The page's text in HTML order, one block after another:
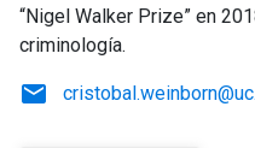
“Nigel Walker Prize” en
criminología.
email